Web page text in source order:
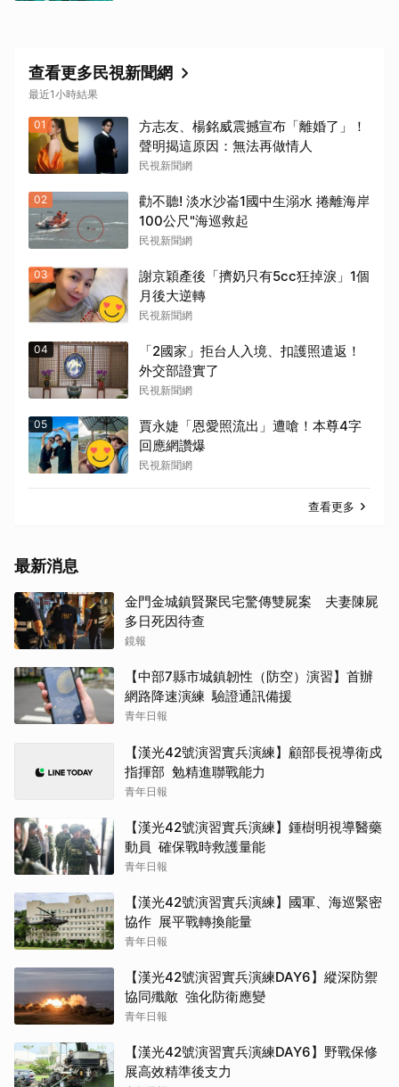
查看更多民視新聞網
最近1小時結果
01
方志友、楊銘威震撼宣布「離婚了」！
聲明揭這原因：無法再做情人
民視新聞網
02
勸不聽! 淡水沙崙1國中生溺水 捲離海岸
100公尺"海巡救起
民視新聞網
03
謝京穎產後「擠奶只有5cc狂掉淚」1個
月後大逆轉
民視新聞網
04
「2國家」拒台人入境、扣護照遣返！
外交部證實了
民視新聞網
05
賈永婕「恩愛照流出」遭嗆！本尊4字
回應網讚爆
民視新聞網
查看更多
最新消息
金門金城鎮賢聚民宅驚傳雙屍案 夫妻陳屍
多日死因待查
鏡報
【中部7縣市城鎮韌性（防空）演習】首辦
網路降速演練 驗證通訊備援
青年日報
【漢光42號演習實兵演練】顧部長視導衛戍
指揮部 勉精進聯戰能力
青年日報
【漢光42號演習實兵演練】鍾樹明視導醫藥
動員 確保戰時救護量能
青年日報
【漢光42號演習實兵演練】國軍、海巡緊密
協作 展平戰轉換能量
青年日報
【漢光42號演習實兵演練DAY6】縱深防禦
協同殲敵 強化防衛應變
青年日報
【漢光42號演習實兵演練DAY6】野戰保修
展高效精準後支力